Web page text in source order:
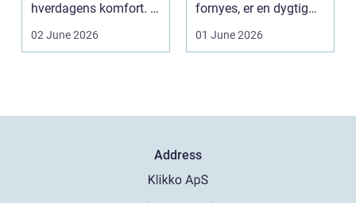
hverdagens komfort. I
en by som Aarhus, h...
02 June 2026
fornyes, er en dygtig
VVS-installatør gu...
01 June 2026
Address